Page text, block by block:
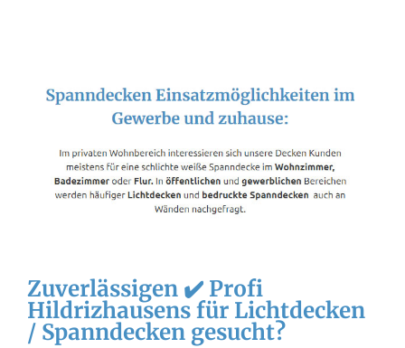
Zuverlässigen ✔️ Profi
Hildrizhausens für Lichtdecken
/ Spanndecken gesucht?